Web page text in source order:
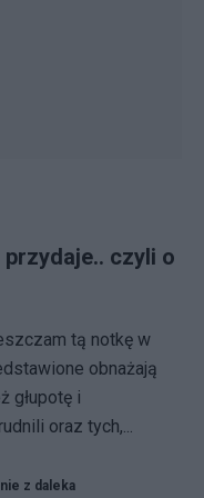
czyli o
tą notkę w
obnażają
głupotę i
oraz tych,...
z daleka